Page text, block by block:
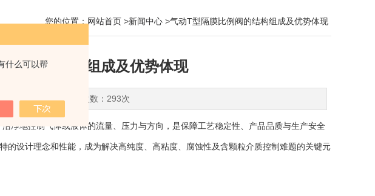
什么可以帮
您的位置： 网站首页 >新闻中心 >气动T型隔膜比例阀的结构组成及优势体现
例阀的结构组成及优势体现
：2026-05-24 点击次数：293次
地控制气体或液体的流量、压力与方向，是保障工艺稳定性、产品品质与生产安全
的设计理念和性能，成为解决高纯度、高粘度、腐蚀性及含颗粒介质控制难题的关键元